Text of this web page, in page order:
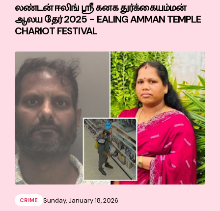
லண்டன் ஈலிங் ஸ்ரீ கனக துர்க்கையம்மன்
ஆலய தேர் 2025 - EALING AMMAN TEMPLE
CHARIOT FESTIVAL
CRIME Sunday, January 18, 2026